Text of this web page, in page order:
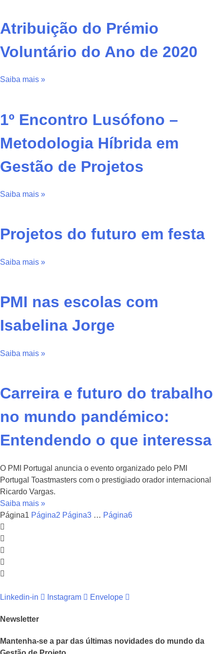
Atribuição do Prémio
Voluntário do Ano de 2020
Saiba mais »
1º Encontro Lusófono –
Metodologia Híbrida em
Gestão de Projetos
Saiba mais »
Projetos do futuro em festa
Saiba mais »
PMI nas escolas com
Isabelina Jorge
Saiba mais »
Carreira e futuro do trabalho
no mundo pandémico:
Entendendo o que interessa
O PMI Portugal anuncia o evento organizado pelo PMI
Portugal Toastmasters com o prestigiado orador internacional
Ricardo Vargas.
Saiba mais »
Página1 Página2 Página3 … Página6
Linkedin-in Instagram Envelope
Newsletter
Mantenha-se a par das últimas novidades do mundo da